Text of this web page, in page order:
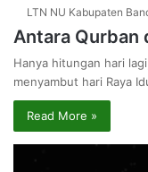
LTN NU Kabupaten
Antara Qurban
Hanya hitungan hari
menyambut hari Raya
Read More »